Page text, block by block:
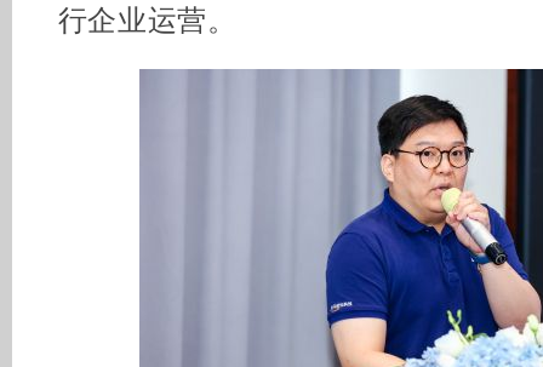
行企业运营。